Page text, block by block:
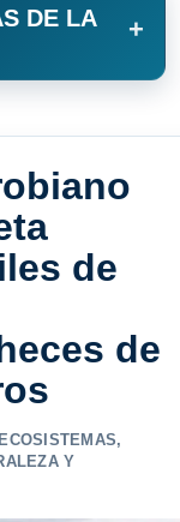
DE LA
+
de
de
ECOSISTEMAS,
Y